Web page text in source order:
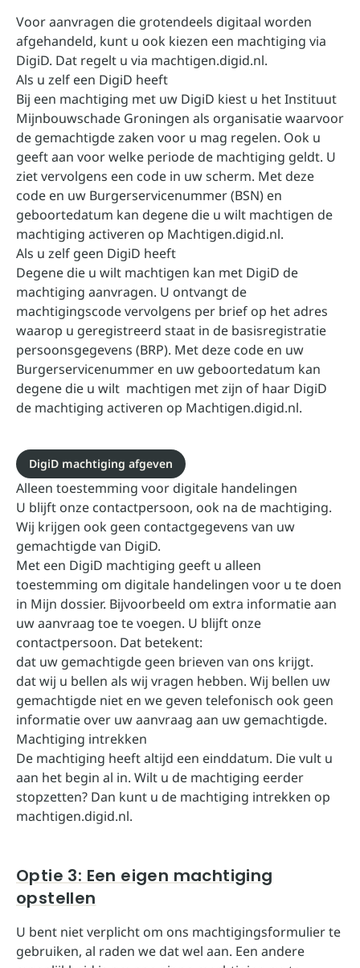
Voor aanvragen die grotendeels digitaal worden
afgehandeld, kunt u ook kiezen een machtiging via
DigiD. Dat regelt u via machtigen.digid.nl.
Als u zelf een DigiD heeft
Bij een machtiging met uw DigiD kiest u het Instituut
Mijnbouwschade Groningen als organisatie waarvoor
de gemachtigde zaken voor u mag regelen. Ook u
geeft aan voor welke periode de machtiging geldt. U
ziet vervolgens een code in uw scherm. Met deze
code en uw Burgerservicenummer (BSN) en
geboortedatum kan degene die u wilt machtigen de
machtiging activeren op Machtigen.digid.nl.
Als u zelf geen DigiD heeft
Degene die u wilt machtigen kan met DigiD de
machtiging aanvragen. U ontvangt de
machtigingscode vervolgens per brief op het adres
waarop u geregistreerd staat in de basisregistratie
persoonsgegevens (BRP). Met deze code en uw
Burgerservicenummer en uw geboortedatum kan
degene die u wilt machtigen met zijn of haar DigiD
de machtiging activeren op Machtigen.digid.nl.
DigiD machtiging afgeven
Alleen toestemming voor digitale handelingen
U blijft onze contactpersoon, ook na de machtiging.
Wij krijgen ook geen contactgegevens van uw
gemachtigde van DigiD.
Met een DigiD machtiging geeft u alleen
toestemming om digitale handelingen voor u te doen
in Mijn dossier. Bijvoorbeeld om extra informatie aan
uw aanvraag toe te voegen. U blijft onze
contactpersoon. Dat betekent:
dat uw gemachtigde geen brieven van ons krijgt.
dat wij u bellen als wij vragen hebben. Wij bellen uw
gemachtigde niet en we geven telefonisch ook geen
informatie over uw aanvraag aan uw gemachtigde.
Machtiging intrekken
De machtiging heeft altijd een einddatum. Die vult u
aan het begin al in. Wilt u de machtiging eerder
stopzetten? Dan kunt u de machtiging intrekken op
machtigen.digid.nl.
Optie 3: Een eigen machtiging
opstellen
U bent niet verplicht om ons machtigingsformulier te
gebruiken, al raden we dat wel aan. Een andere